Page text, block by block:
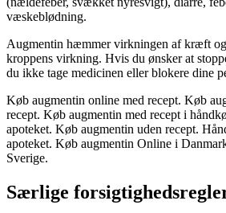
væskeblødning.
Augmentin hæmmer virkningen af kræft
kroppens virkning. Hvis du ønsker at
du ikke tage medicinen eller blokere dine
Køb augmentin online med recept. Køb
recept. Køb augmentin med recept i
apoteket. Køb augmentin uden recept.
apoteket. Køb augmentin Online i
Sverige.
Særlige